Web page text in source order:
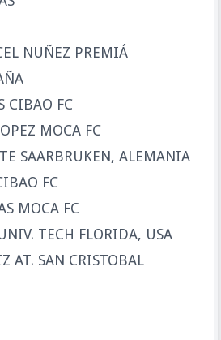
NUÑEZ PREMIÁ
CIBAO FC
MOCA FC
SAARBRUKEN, ALEMANIA
FC
MOCA FC
TECH FLORIDA, USA
AT. SAN CRISTOBAL